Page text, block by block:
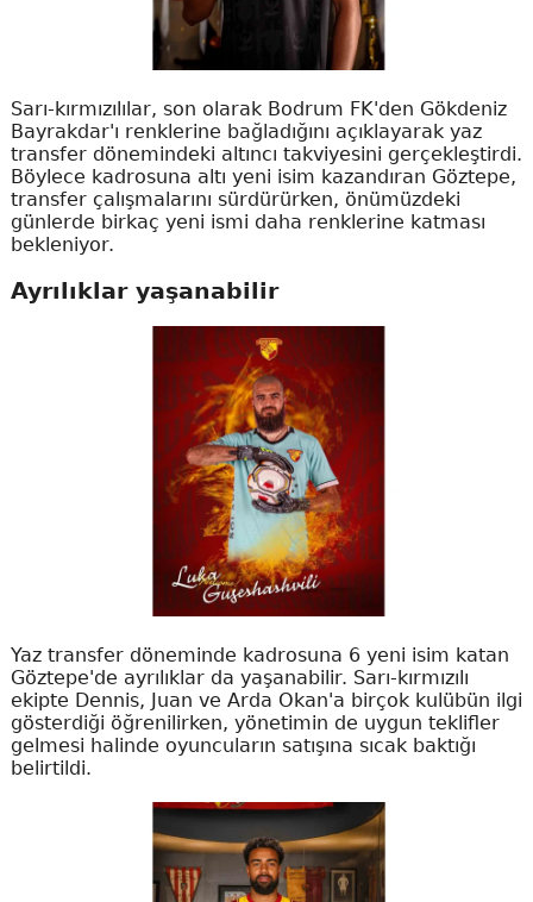
Sarı-kırmızılılar, son olarak Bodrum FK'den Gökdeniz
Bayrakdar'ı renklerine bağladığını açıklayarak yaz
transfer dönemindeki altıncı takviyesini gerçekleştirdi.
Böylece kadrosuna altı yeni isim kazandıran Göztepe,
transfer çalışmalarını sürdürürken, önümüzdeki
günlerde birkaç yeni ismi daha renklerine katması
bekleniyor.
Ayrılıklar yaşanabilir
Yaz transfer döneminde kadrosuna 6 yeni isim katan
Göztepe'de ayrılıklar da yaşanabilir. Sarı-kırmızılı
ekipte Dennis, Juan ve Arda Okan'a birçok kulübün ilgi
gösterdiği öğrenilirken, yönetimin de uygun teklifler
gelmesi halinde oyuncuların satışına sıcak baktığı
belirtildi.